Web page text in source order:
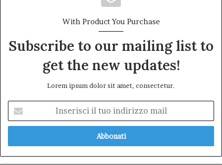
With Product You Purchase
Subscribe to our mailing list to
get the new updates!
Lorem ipsum dolor sit amet, consectetur.
tuo
mail